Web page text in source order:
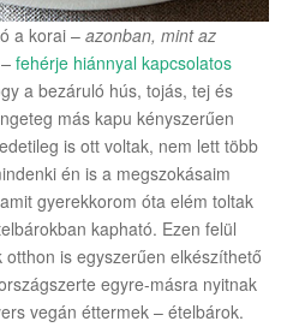
a korai – azonban, mint az
fehérje hiánnyal kapcsolatos
a bezáruló hús, tojás, tej és
más kapu kényszerűen
is ott voltak, nem lett több
én is a megszokásaim
gyerekkorom óta elém toltak
kapható. Ezen felül
is egyszerűen elkészíthető
egyre-másra nyitnak
vegán éttermek – ételbárok.